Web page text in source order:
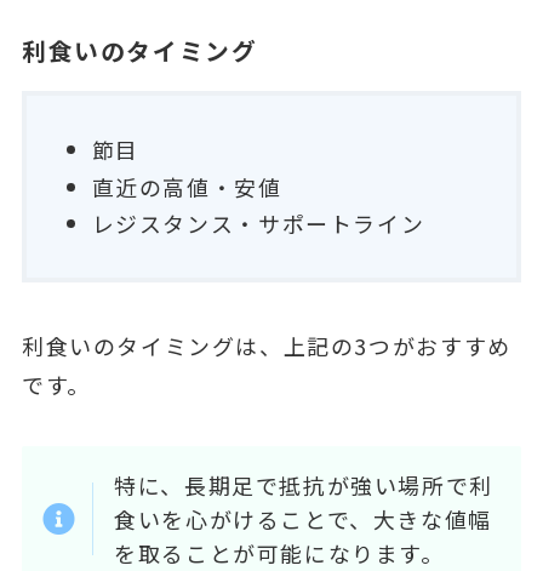
利食いのタイミング
節目
直近の高値・安値
レジスタンス・サポートライン
利食いのタイミングは、上記の3つがおすすめ
です。
特に、長期足で抵抗が強い場所で利
食いを心がけることで、大きな値幅
を取ることが可能になります。